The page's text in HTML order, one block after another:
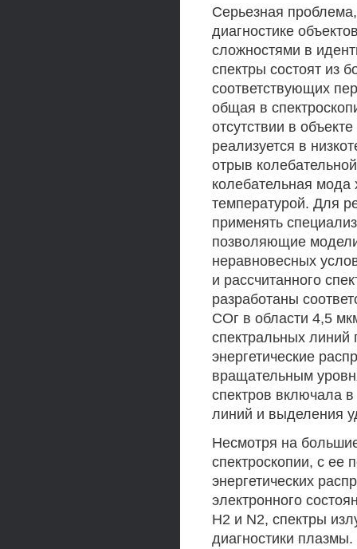
Серьезная
диагностике
сложностями в
спектры состоят из
соответствующих
общая в
отсутствии в
реализуется в
отрыв
колебательная мода
температурой. Для
применять
позволяющие
неравновесных
и рассчитанного
разработаны
СОг в области 4,5
спектральных линий
энергетические
вращательным
спектров включала
линий и выделения
Несмотря на
спектроскопии, с
энергетических
электронного
Н2 и N2, спектры
диагностики